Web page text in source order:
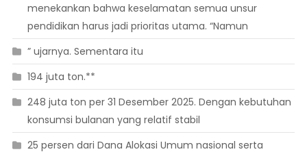
menekankan bahwa keselamatan semua unsur
pendidikan harus jadi prioritas utama. “Namun
” ujarnya. Sementara itu
194 juta ton.**
248 juta ton per 31 Desember 2025. Dengan kebutuhan
konsumsi bulanan yang relatif stabil
25 persen dari Dana Alokasi Umum nasional serta